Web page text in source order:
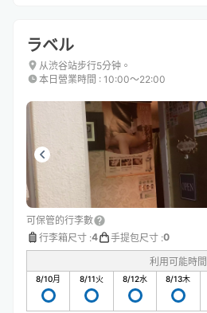
ラベル
从渋谷站步行5分钟。
本日營業時間 : 10:00〜22:00
可保管的行李數
行李箱尺寸 :4 手提包尺寸 :0
利用可能時間
8/10月 8/11火 8/12水 8/13木